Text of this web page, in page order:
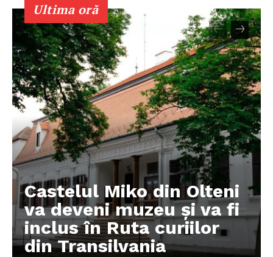
Ultima oră
Castelul Miko din Olteni
va deveni muzeu şi va fi
inclus în Ruta curiilor
din Transilvania